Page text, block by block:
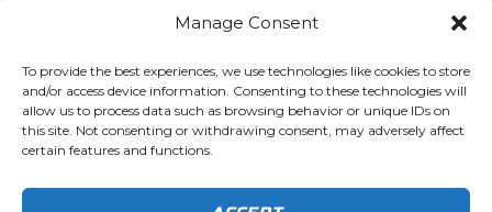
Manage Consent
To provide the best experiences, we use technologies like cookies to store
and/or access device information. Consenting to these technologies will
allow us to process data such as browsing behavior or unique IDs on
this site. Not consenting or withdrawing consent, may adversely affect
certain features and functions.